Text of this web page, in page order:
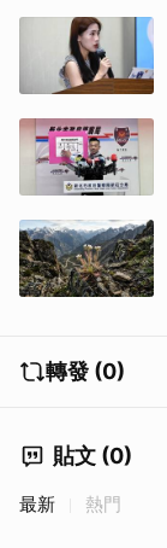
轉發 (0)
貼文 (0)
最新 熱門